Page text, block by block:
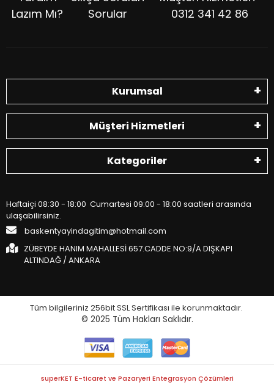
Lazım Mı?
Sorular
0312 341 42 86
Kurumsal
Müşteri Hizmetleri
Kategoriler
Haftaiçi 08:30 - 18:00 Cumartesi 09:00 - 18:00 saatleri arasında
ulaşabilirsiniz.
baskentyayindagitim@hotmail.com
ZÜBEYDE HANIM MAHALLESİ 657.CADDE NO:9/A DIŞKAPI
ALTINDAĞ / ANKARA
Tüm bilgileriniz 256bit SSL Sertifikası ile korunmaktadır.
© 2025 Tüm Hakları Saklıdır.
superKET E-ticaret ve Pazaryeri Entegrasyon Çözümleri